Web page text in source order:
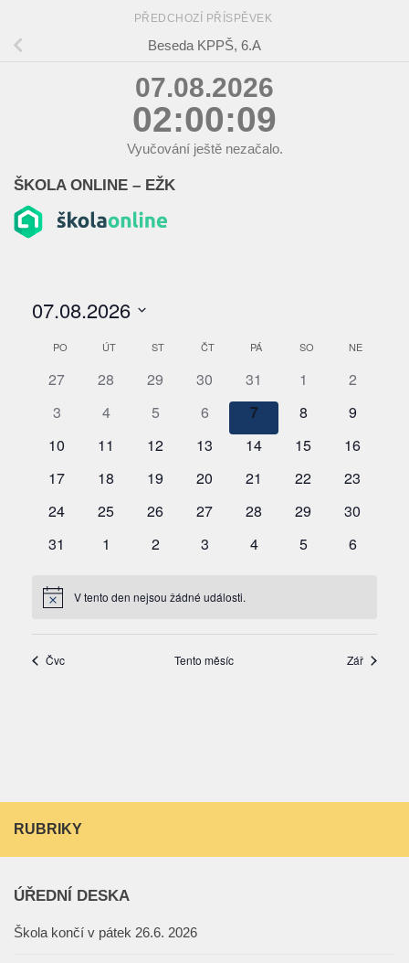
PŘEDCHOZÍ PŘÍSPĚVEK
Beseda KPPŠ, 6.A
07.08.2026
02:00:09
Vyučování ještě nezačalo.
ŠKOLA ONLINE – EŽK
RUBRIKY
ÚŘEDNÍ DESKA
Škola končí v pátek 26.6. 2026